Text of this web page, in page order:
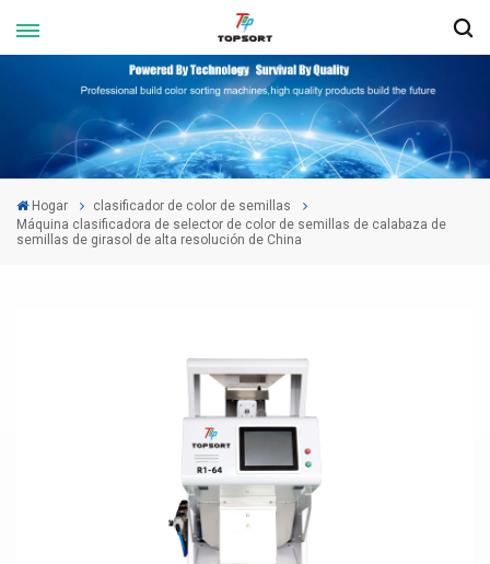
Hogar
clasificador de color de semillas
Máquina clasificadora de selector de color de semillas de calabaza de
semillas de girasol de alta resolución de China